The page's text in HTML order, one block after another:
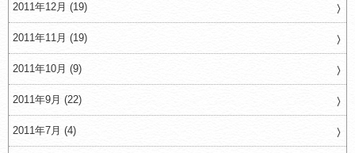
2011年12月 (19)
2011年11月 (19)
2011年10月 (9)
2011年9月 (22)
2011年7月 (4)